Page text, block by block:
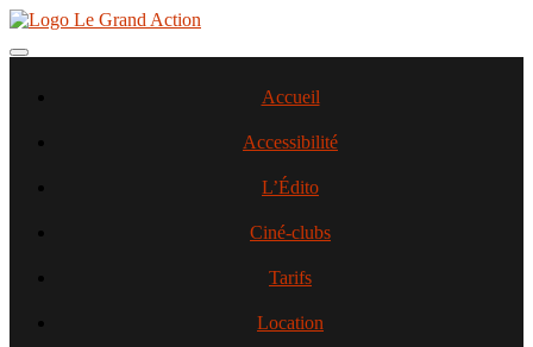
Aller
contenu
Toggle navigation
Accueil
Accessibilité
L’Édito
Ciné-clubs
Tarifs
Location